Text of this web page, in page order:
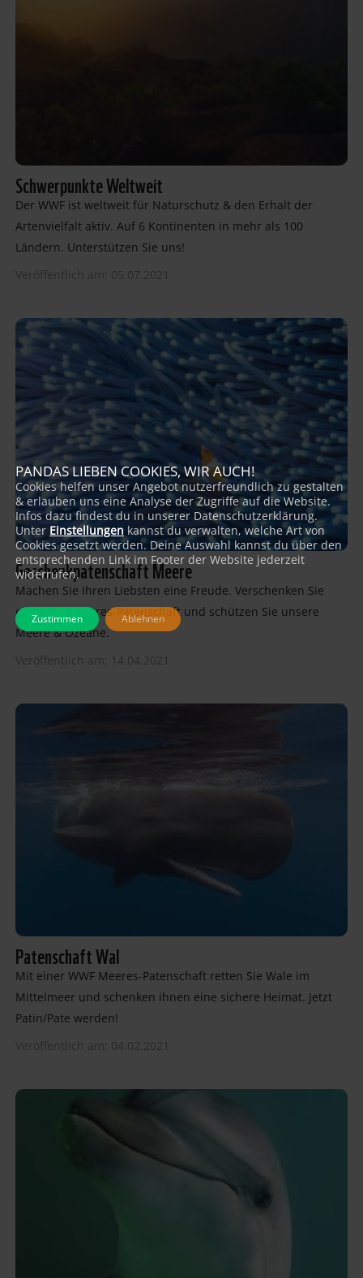
Schwerpunkte Weltweit
Der WWF ist weltweit für Naturschutz & den Erhalt der
Artenvielfalt aktiv. Auf 6 Kontinenten in mehr als 100
Ländern. Unterstützen Sie uns!
Veröffentlich am: 05.07.2021
Geschenkpatenschaft Meere
Machen Sie Ihren Liebsten eine Freude. Verschenken Sie
eine WWF Meeres-Patenschaft und schützen Sie unsere
Meere & Ozeane.
Veröffentlich am: 14.04.2021
Patenschaft Wal
Mit einer WWF Meeres-Patenschaft retten Sie Wale im
Mittelmeer und schenken ihnen eine sichere Heimat. Jetzt
Patin/Pate werden!
Veröffentlich am: 04.02.2021
PANDAS LIEBEN COOKIES, WIR AUCH!
Cookies helfen unser Angebot nutzerfreundlich zu gestalten
& erlauben uns eine Analyse der Zugriffe auf die Website.
Infos dazu findest du in unserer Datenschutzerklärung.
Unter Einstellungen kannst du verwalten, welche Art von
Cookies gesetzt werden. Deine Auswahl kannst du über den
entsprechenden Link im Footer der Website jederzeit
widerrufen.
Zustimmen Ablehnen